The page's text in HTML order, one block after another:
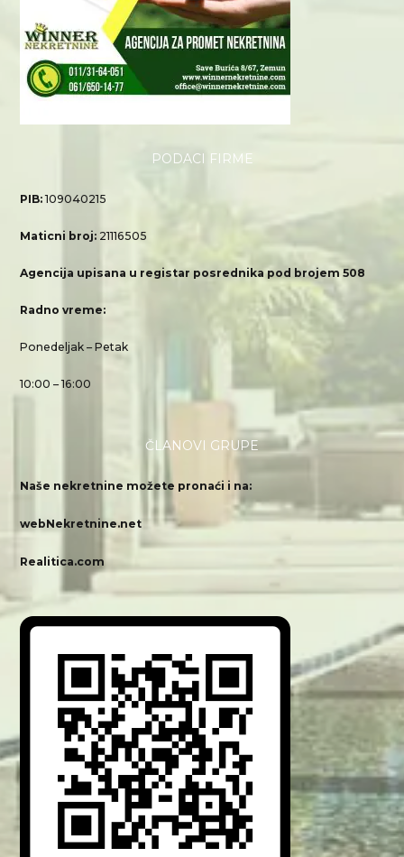
PODACI FIRME
PIB:109040215
Maticni broj: 21116505
Agencija upisana u registar posrednika pod brojem 508
Radno vreme:
Ponedeljak – Petak
10:00 – 16:00
ČLANOVI GRUPE
Naše nekretnine možete pronaći i na:
webNekretnine.net
Realitica.com